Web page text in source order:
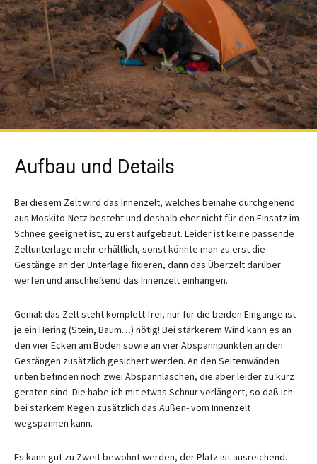
Aufbau und Details
Bei diesem Zelt wird das Innenzelt, welches beinahe durchgehend
aus Moskito-Netz besteht und deshalb eher nicht für den Einsatz im
Schnee geeignet ist, zu erst aufgebaut. Leider ist keine passende
Zeltunterlage mehr erhältlich, sonst könnte man zu erst die
Gestänge an der Unterlage fixieren, dann das Überzelt darüber
werfen und anschließend das Innenzelt einhängen.
Genial: das Zelt steht komplett frei, nur für die beiden Eingänge ist
je ein Hering (Stein, Baum…) nötig! Bei stärkerem Wind kann es an
den vier Ecken am Boden sowie an vier Abspannpunkten an den
Gestängen zusätzlich gesichert werden. An den Seitenwänden
unten befinden noch zwei Abspannlaschen, die aber leider zu kurz
geraten sind. Die habe ich mit etwas Schnur verlängert, so daß ich
bei starkem Regen zusätzlich das Außen- vom Innenzelt
wegspannen kann.
Es kann gut zu Zweit bewohnt werden, der Platz ist ausreichend.